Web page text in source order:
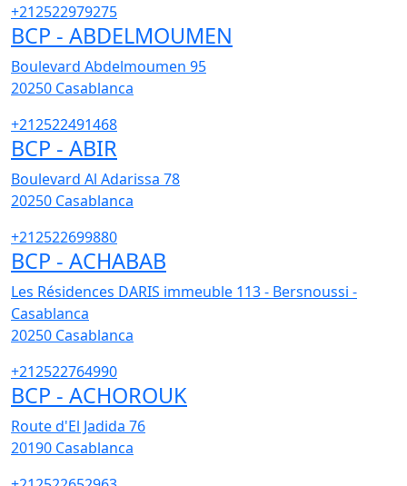
+212522979275
BCP - ABDELMOUMEN
Boulevard Abdelmoumen 95
20250 Casablanca
+212522491468
BCP - ABIR
Boulevard Al Adarissa 78
20250 Casablanca
+212522699880
BCP - ACHABAB
Les Résidences DARIS immeuble 113 - Bersnoussi -
Casablanca
20250 Casablanca
+212522764990
BCP - ACHOROUK
Route d'El Jadida 76
20190 Casablanca